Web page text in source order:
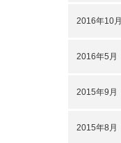
2016年10月
2016年5月
2015年9月
2015年8月